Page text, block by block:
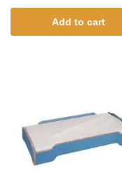
Add to cart